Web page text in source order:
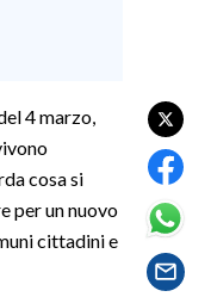
4 marzo,
cosa si
per un nuovo
cittadini e